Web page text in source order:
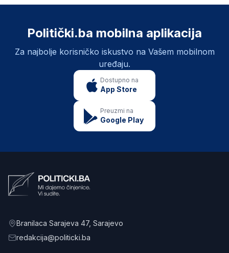
Politički.ba mobilna aplikacija
Za najbolje korisničko iskustvo na Vašem mobilnom
uređaju.
Dostupno na
App Store
Preuzmi na
Google Play
Branilaca Sarajeva 47, Sarajevo
redakcija@politicki.ba